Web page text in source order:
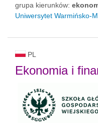
grupa kierunków:
Uniwersytet Warmińsko-
PL
Ekonomia i